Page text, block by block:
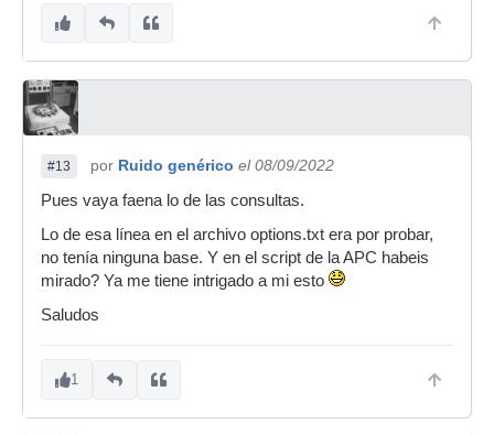
#13 por Ruido genérico el 08/09/2022
Pues vaya faena lo de las consultas.
Lo de esa línea en el archivo options.txt era por probar,
no tenía ninguna base. Y en el script de la APC habeis
mirado? Ya me tiene intrigado a mi esto
Saludos
1